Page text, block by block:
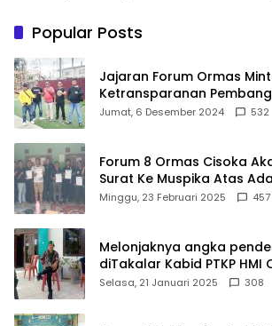
Popular Posts
Jajaran Forum Ormas
Ketransparanan
Damkar Di Kecamatan
Jumat, 6 Desember 2024 532
Forum 8 Ormas Cisoka
Surat Ke Muspika Atas
Matel di Cisoka
Minggu, 23 Februari 2025 457
Melonjaknya angka
diTakalar Kabid PTKP HMI
angkat bicara
Selasa, 21 Januari 2025 308